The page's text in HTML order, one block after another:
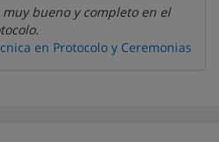
muy bueno y completo en el
en Protocolo y Ceremonias